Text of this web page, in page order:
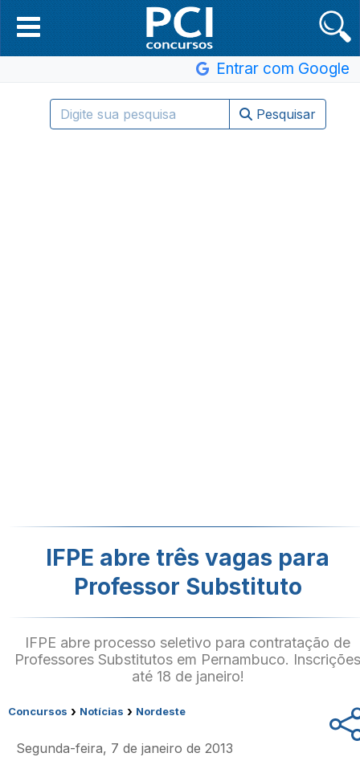
Entrar com Google
Pesquisar
IFPE abre três vagas para
Professor Substituto
IFPE abre processo seletivo para contratação de
Professores Substitutos em Pernambuco.
até 18 de janeiro!
Concursos › Notícias › Nordeste
Segunda-feira, 7 de janeiro de 2013